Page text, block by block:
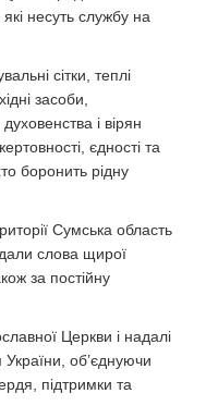
несуть службу на
сітки, теплі
засоби,
і вірян
єдності та
боронить рідну
Сумська область
слова щирої
за постійну
Церкви і надалі
об’єднуючи
підтримки та